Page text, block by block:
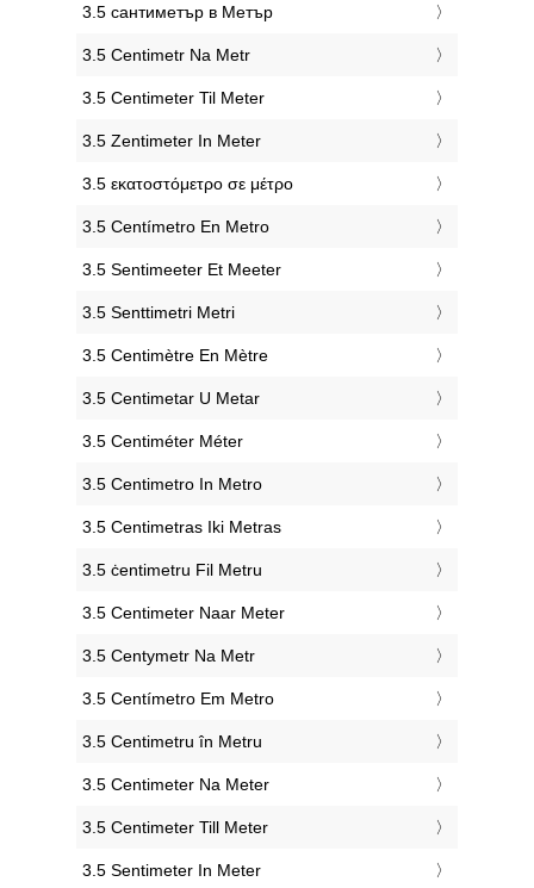
‎3.5 сантиметър в Метър
‎3.5 Centimetr Na Metr
‎3.5 Centimeter Til Meter
‎3.5 Zentimeter In Meter
‎3.5 εκατοστόμετρο σε μέτρο
‎3.5 Centímetro En Metro
‎3.5 Sentimeeter Et Meeter
‎3.5 Senttimetri Metri
‎3.5 Centimètre En Mètre
‎3.5 Centimetar U Metar
‎3.5 Centiméter Méter
‎3.5 Centimetro In Metro
‎3.5 Centimetras Iki Metras
‎3.5 ċentimetru Fil Metru
‎3.5 Centimeter Naar Meter
‎3.5 Centymetr Na Metr
‎3.5 Centímetro Em Metro
‎3.5 Centimetru în Metru
‎3.5 Centimeter Na Meter
‎3.5 Centimeter Till Meter
‎3.5 Sentimeter In Meter